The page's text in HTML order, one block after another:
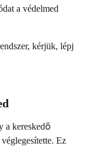
a védelmed
kérjük, lépj
a kereskedő
Ez